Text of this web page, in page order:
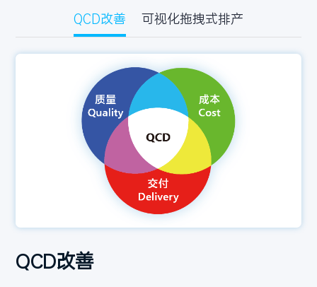
QCD改善 可视化拖拽式排产
QCD改善